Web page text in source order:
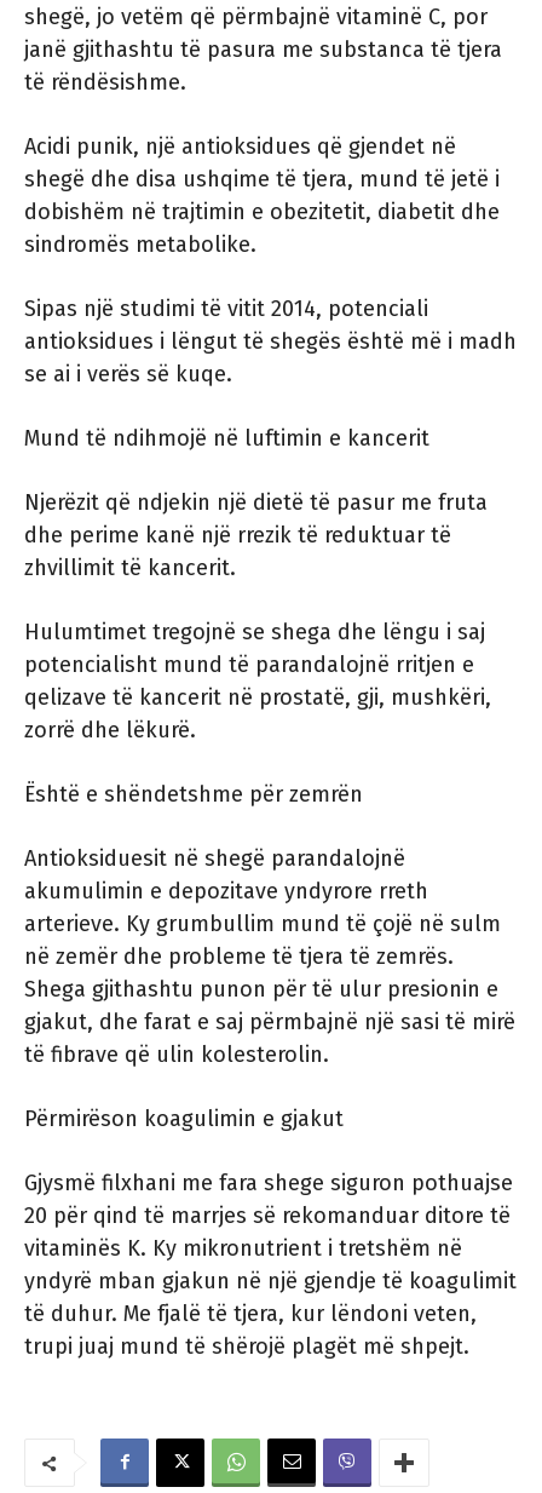
shegë, jo vetëm që përmbajnë vitaminë C, por
janë gjithashtu të pasura me substanca të tjera
të rëndësishme.
Acidi punik, një antioksidues që gjendet në
shegë dhe disa ushqime të tjera, mund të jetë i
dobishëm në trajtimin e obezitetit, diabetit dhe
sindromës metabolike.
Sipas një studimi të vitit 2014, potenciali
antioksidues i lëngut të shegës është më i madh
se ai i verës së kuqe.
Mund të ndihmojë në luftimin e kancerit
Njerëzit që ndjekin një dietë të pasur me fruta
dhe perime kanë një rrezik të reduktuar të
zhvillimit të kancerit.
Hulumtimet tregojnë se shega dhe lëngu i saj
potencialisht mund të parandalojnë rritjen e
qelizave të kancerit në prostatë, gji, mushkëri,
zorrë dhe lëkurë.
Është e shëndetshme për zemrën
Antioksiduesit në shegë parandalojnë
akumulimin e depozitave yndyrore rreth
arterieve. Ky grumbullim mund të çojë në sulm
në zemër dhe probleme të tjera të zemrës.
Shega gjithashtu punon për të ulur presionin e
gjakut, dhe farat e saj përmbajnë një sasi të mirë
të fibrave që ulin kolesterolin.
Përmirëson koagulimin e gjakut
Gjysmë filxhani me fara shege siguron pothuajse
20 për qind të marrjes së rekomanduar ditore të
vitaminës K. Ky mikronutrient i tretshëm në
yndyrë mban gjakun në një gjendje të koagulimit
të duhur. Me fjalë të tjera, kur lëndoni veten,
trupi juaj mund të shërojë plagët më shpejt.